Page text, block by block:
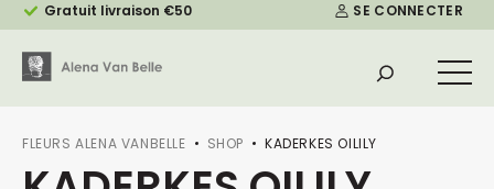
Gratuit livraison €50 SE CONNECTER
FLEURS ALENA VANBELLE SHOP KADERKES OILILY